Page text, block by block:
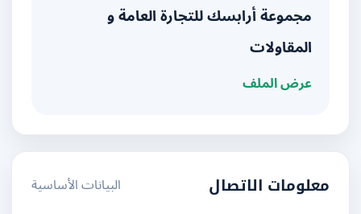
مجموعة أرابسك للتجارة العامة و
المقاولات
عرض الملف
معلومات الاتصال
البيانات الأساسية